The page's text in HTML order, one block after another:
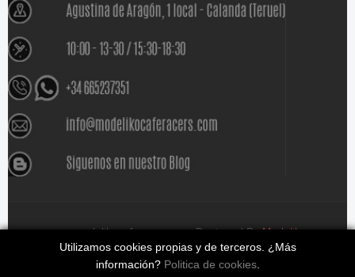
Utilizamos cookies propias y de terceros. ¿Más
información? Politica de cookies.
www.modelikocaferacers.com Designed By Modeliko